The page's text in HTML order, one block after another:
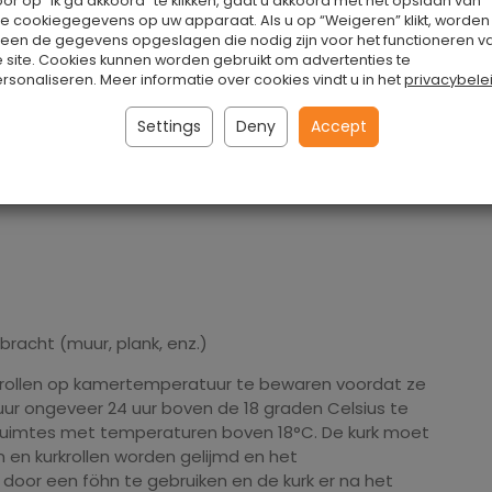
oplossingen die op veel verschillende manieren
en gebruiksvriendelijk.
(muur, plank, enz.)
op kamertemperatuur te bewaren voordat ze
ongeveer 24 uur boven de 18 graden Celsius te
met temperaturen boven 18°C. De kurk moet
kurkrollen worden gelijmd en het
een föhn te gebruiken en de kurk er na het
cookiegegevens op uw apparaat. Als u op “Weigeren” klikt, worden
de gegevens opgeslagen die nodig zijn voor het functioneren
site. Cookies kunnen worden gebruikt om advertenties te
Meer informatie over cookies vindt u in het
Settings Deny Accept